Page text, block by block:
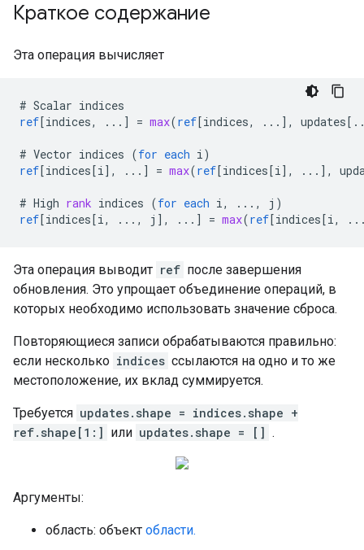
Краткое содержание
Эта операция вычисляет
# Scalar indices
ref[indices, ... ] = max(ref[indices, ... ] , updates[
# Vector indices (for each i)
ref[indices[i] , ... ] = max(ref[indices[i] , ... ] ,
# High rank indices (for each i, ..., j )
ref[indices[i, ..., j ] , ... ] = max(ref[indices[i,
Эта операция выводит ref после завершения
обновления. Это упрощает объединение операций, в
которых необходимо использовать значение сброса.
Повторяющиеся записи обрабатываются правильно:
если несколько indices ссылаются на одно и то же
местоположение, их вклад суммируется.
Требуется updates.shape = indices.shape +
ref.shape[1:] или updates.shape = [] .
Аргументы:
область: объект области.